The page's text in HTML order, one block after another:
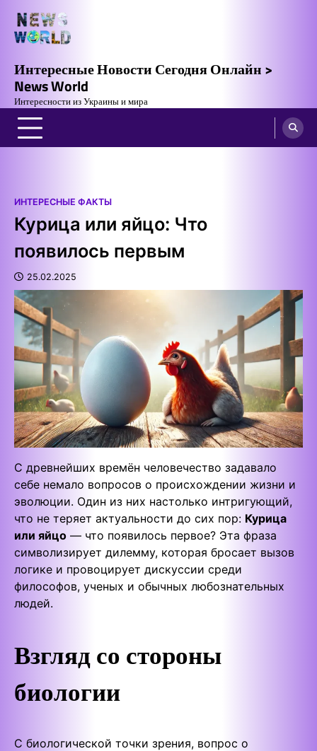
content
Интересные Новости Сегодня Онлайн >
News World
Интересности из Украины и мира
ИНТЕРЕСНЫЕ ФАКТЫ
Курица или яйцо: Что
появилось первым
25.02.2025
С древнейших времён человечество задавало
себе немало вопросов о происхождении жизни и
эволюции. Один из них настолько интригующий,
что не теряет актуальности до сих пор: Курица
или яйцо — что появилось первое? Эта фраза
символизирует дилемму, которая бросает вызов
логике и провоцирует дискуссии среди
философов, ученых и обычных любознательных
людей.
Взгляд со стороны
биологии
С биологической точки зрения, вопрос о